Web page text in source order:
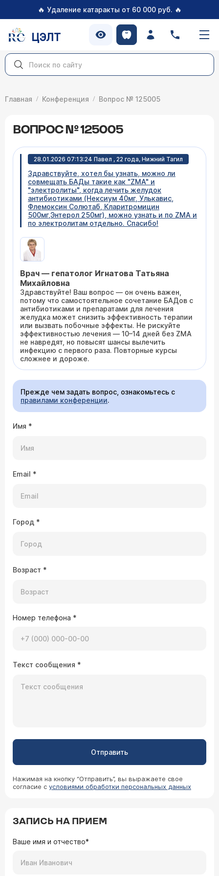
🔥 Удаление катаракты от 60 000 руб. 🔥
ЦЭЛТ
Главная Конференция Вопрос № 125005
ВОПРОС № 125005
28.01.2026 07:13:24 Павел , 22 года, Нижний Тагил
Здравствуйте, хотел бы узнать, можно ли
совмещать БАДы такие как "ZMA" и
"электролиты", когда лечить желудок
антибиотиками (Нексиум 40мг, Улькавис,
Флемоксин Солютаб, Кларитромицин
500мг,Энтерол 250мг), можно узнать и по ZMA и
по электролитам отдельно. Спасибо!
Врач — гепатолог Игнатова Татьяна
Михайловна
Здравствуйте! Ваш вопрос — он очень важен,
потому что самостоятельное сочетание БАДов с
антибиотиками и препаратами для лечения
желудка может снизить эффективность терапии
или вызвать побочные эффекты. Не рискуйте
эффективностью лечения — 10–14 дней без ZMA
не навредят, но повысят шансы вылечить
инфекцию с первого раза. Повторные курсы
сложнее и дороже.
Прежде чем задать вопрос, ознакомьтесь с
правилами конференции.
Имя *
Email *
Город *
Возраст *
Номер телефона *
Текст сообщения *
Отправить
Нажимая на кнопку “Отправить”, вы выражаете свое
согласие с условиями обработки персональных данных
ЗАПИСЬ НА ПРИЕМ
Ваше имя и отчество*